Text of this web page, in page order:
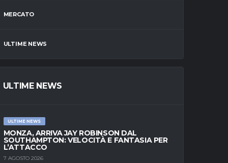
MERCATO
ULTIME NEWS
ULTIME NEWS
ULTIME NEWS
MONZA, ARRIVA JAY ROBINSON DAL
SOUTHAMPTON: VELOCITÀ E FANTASIA PER
L’ATTACCO
7 AGOSTO 2026